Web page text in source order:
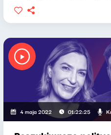
Klaudiusz Slezak
4 maja 2022 01:22:25